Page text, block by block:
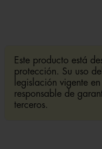
Este producto está
protección. Su uso
legislación vigente
responsable de
terceros.